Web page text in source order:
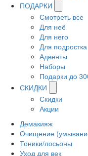
ПОДАРКИ
Смотреть все
Для неё
Для него
Для подростка
Адвенты
Наборы
Подарки до
СКИДКИ
Скидки
Акции
Демакияж
Очищение
Тоники/лосьоны
Уход для век